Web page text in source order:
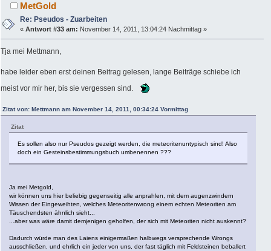
MetGold
Re: Pseudos - Zuarbeiten
«Antwort #33 am: November 14, 2011, 13:04:24 Nachmittag »
Tja mei Mettmann,
habe leider eben erst deinen Beitrag gelesen, lange Beiträge schiebe ich
meist vor mir her, bis sie vergessen sind.
Zitat von: Mettmann am November 14, 2011, 00:34:24 Vormittag
Zitat
Es sollen also nur Pseudos gezeigt werden, die meteoritenuntypisch sind! Also
doch ein Gesteinsbestimmungsbuch umbenennen ???
Ja mei Metgold,
wir können uns hier beliebig gegenseitig alle anprahlen, mit dem augenzwindern
Wissen der Eingeweihten, welches Meteoritenwrong einem echten Meteoriten am
Täuschendsten ähnlich sieht...
...aber was wäre damit demjenigen geholfen, der sich mit Meteoriten nicht auskennt?
Dadurch würde man des Laiens einigermaßen halbwegs versprechende Wrongs
ausschließen, und ehrlich ein jeder von uns, der fast täglich mit Feldsteinen beballert